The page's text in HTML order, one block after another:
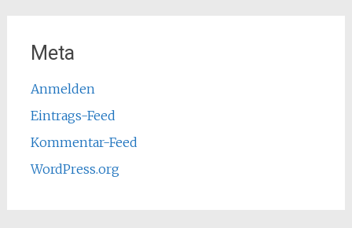
Meta
Anmelden
Eintrags-Feed
Kommentar-Feed
WordPress.org